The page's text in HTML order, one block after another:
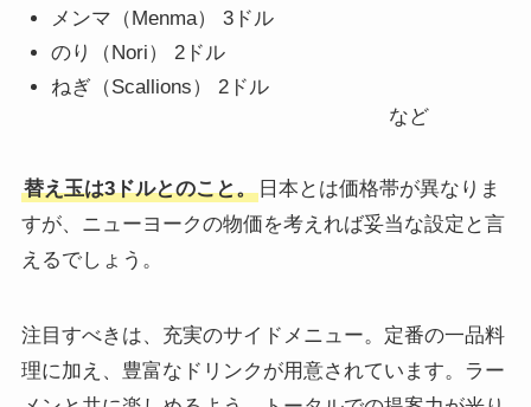
メンマ（Menma） 3ドル
のり（Nori） 2ドル
ねぎ（Scallions） 2ドル
など
替え玉は3ドルとのこと。日本とは価格帯が異なりま
すが、ニューヨークの物価を考えれば妥当な設定と言
えるでしょう。
注目すべきは、充実のサイドメニュー。定番の一品料
理に加え、豊富なドリンクが用意されています。ラー